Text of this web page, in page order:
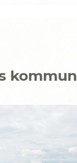
kommun